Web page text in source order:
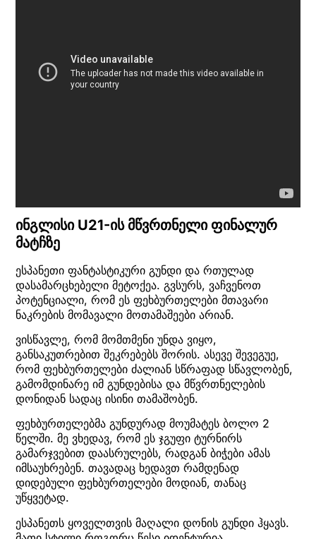
ინგლისი U21-ის მწვრთნელი ფინალურ
მატჩზე
ესპანეთი ფანტასტიკური გუნდი და რთულად
დასამარცხებელი მეტოქეა. გვსურს, ვაჩვენოთ
პოტენციალი, რომ ეს ფეხბურთელები მთავარი
ნაკრების მომავალი მოთამაშეები არიან.
ვისწავლე, რომ მომთმენი უნდა ვიყო,
განსაკუთრებით შეკრებებს შორის. ასევე შევეგუე,
რომ ფეხბურთელები ძალიან სწრაფად სწავლობენ,
გამომდინარე იმ გუნდებისა და მწვრთნელების
დონიდან სადაც ისინი თამაშობენ.
ფეხბურთელებმა გუნდურად მოუმატეს ბოლო 2
წელში. მე ვხედავ, რომ ეს ჯგუფი ტურნირს
გამარჯვებით დაასრულებს, რადგან ბიჭები ამას
იმსაუხრებენ. თავადაც ხედავთ რამდენად
დიდებული ფეხბურთელები მოდიან, თანაც
უწყვეტად.
ესპანეთს ყოველთვის მაღალი დონის გუნდი ჰყავს.